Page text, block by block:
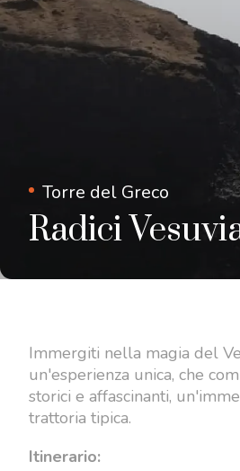
Torre del Greco
Radici
Immergiti nella magia del
un'esperienza unica, che
storici e affascinanti,
trattoria tipica.
Itinerario: